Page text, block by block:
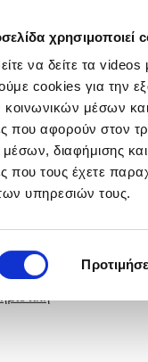
χρησιμοποιεί
να δείτε τα
cookies για την
κοινωνικών μέσων
που αφορούν στον
διαφήμισης
που τους έχετε
υπηρεσιών τους.
THE LINE